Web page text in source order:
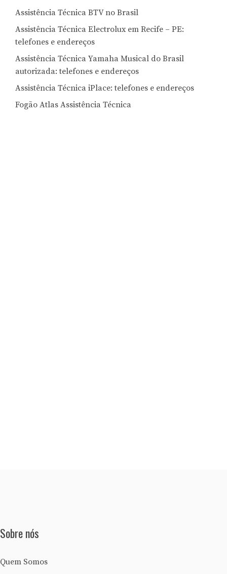
Assistência Técnica BTV no Brasil
Assistência Técnica Electrolux em Recife – PE:
telefones e endereços
Assistência Técnica Yamaha Musical do Brasil
autorizada: telefones e endereços
Assistência Técnica iPlace: telefones e endereços
Fogão Atlas Assistência Técnica
Sobre nós
Quem Somos